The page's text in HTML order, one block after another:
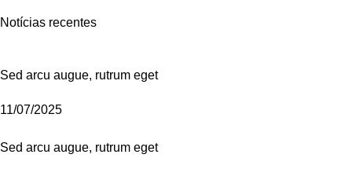
Notícias recentes
Sed arcu augue, rutrum eget
11/07/2025
Sed arcu augue, rutrum eget